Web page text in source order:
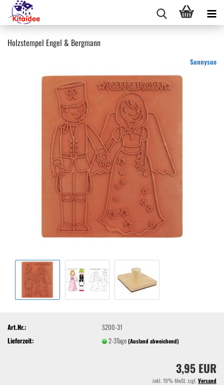
Holzstempel Engel & Bergmann
Sunnysue
Art.Nr.:
S200-31
Lieferzeit:
2-3Tage(Ausland abweichend)
3,95 EUR
inkl. 19% MwSt. zzgl.Versand